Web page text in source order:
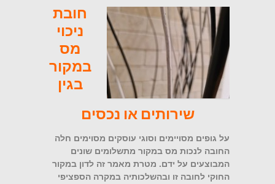
חובת
ניכוי
מס
במקור
בגין
שירותים או נכסים
על גופים מסויימים וסוגי עוסקים מסוימים חלה
החובה לנכות מס במקור מתשלומים שונים
המבוצעים על ידם. מטרת מאמר זה לדון במקור
החוקי לחובה זו ובהשלכותיה במקרה הספציפי